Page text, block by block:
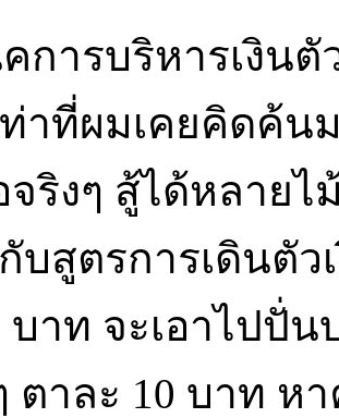
การบริหารเงิน
าที่ผมเคยคิดค้น
ริงๆ สู้ได้หลาย
บสูตรการเดินตั
บาท จะเอาไปปั่น
ตาละ 10 บาท ห